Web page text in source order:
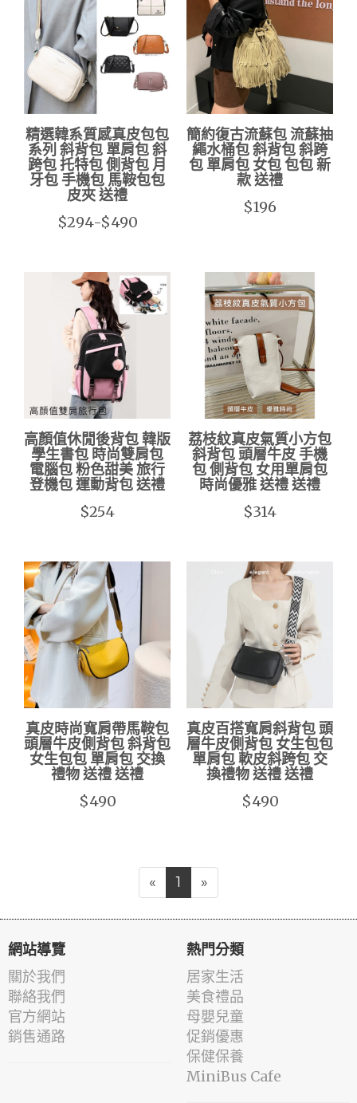
精選韓系質感真皮包包
系列 斜背包 單肩包 斜
跨包 托特包 側背包 月
牙包 手機包 馬鞍包包
皮夾 送禮
$294-$490
簡約復古流蘇包 流蘇抽
繩水桶包 斜背包 斜跨
包 單肩包 女包 包包 新
款 送禮
$196
高顏值休閒後背包 韓版
學生書包 時尚雙肩包
電腦包 粉色甜美 旅行
登機包 運動背包 送禮
$254
荔枝紋真皮氣質小方包
斜背包 頭層牛皮 手機
包 側背包 女用單肩包
時尚優雅 送禮 送禮
$314
真皮時尚寬肩帶馬鞍包
頭層牛皮側背包 斜背包
女生包包 單肩包 交換
禮物 送禮 送禮
$490
真皮百搭寬肩斜背包 頭
層牛皮側背包 女生包包
單肩包 軟皮斜跨包 交
換禮物 送禮 送禮
$490
« 1 »
網站導覽
關於我們
聯絡我們
官方網站
銷售通路
熱門分類
居家生活
美食禮品
母嬰兒童
促銷優惠
保健保養
MiniBus Cafe